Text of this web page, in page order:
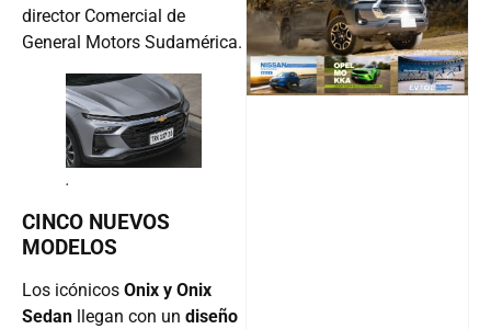
director Comercial de
General Motors Sudamérica.
.
CINCO NUEVOS
MODELOS
Los icónicos Onix y Onix
Sedan llegan con un diseño
Follow